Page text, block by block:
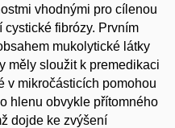
vhodnými pro cílenou
fibrózy. Prvním
mukolytické látky
měly sloužit k premedikaci
v mikročásticích pomohou
hlenu obvykle přítomného
dojde ke zvýšení